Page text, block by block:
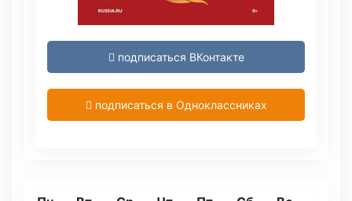
подписаться ВКонтакте
подписаться в Одноклассниках